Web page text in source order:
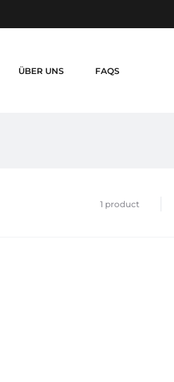
ÜBER UNS FAQS
1 productEinzelnes